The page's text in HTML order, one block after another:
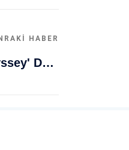
HABER
Muğla Bodrum'da Lüks Süper Yat 'Golden Odyssey' Demirledi